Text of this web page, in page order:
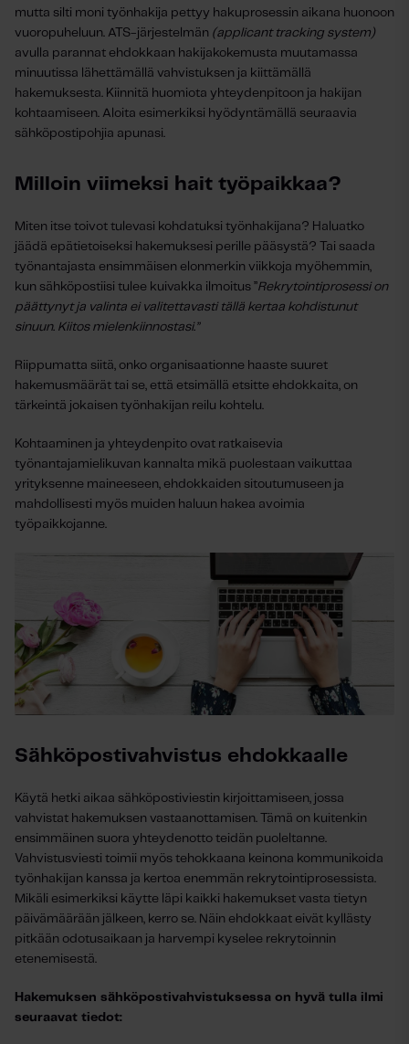
mutta silti moni työnhakija pettyy hakuprosessin aikana huonoon
vuoropuheluun. ATS-järjestelmän (applicant tracking system)
avulla parannat ehdokkaan hakijakokemusta muutamassa
minuutissa lähettämällä vahvistuksen ja kiittämällä
hakemuksesta. Kiinnitä huomiota yhteydenpitoon ja hakijan
kohtaamiseen. Aloita esimerkiksi hyödyntämällä seuraavia
sähköpostipohjia apunasi.
Milloin viimeksi hait työpaikkaa?
Miten itse toivot tulevasi kohdatuksi työnhakijana? Haluatko
jäädä epätietoiseksi hakemuksesi perille pääsystä? Tai saada
työnantajasta ensimmäisen elonmerkin viikkoja myöhemmin,
kun sähköpostiisi tulee kuivakka ilmoitus ”Rekrytointiprosessi on
päättynyt ja valinta ei valitettavasti tällä kertaa kohdistunut
sinuun. Kiitos mielenkiinnostasi.”
Riippumatta siitä, onko organisaationne haaste suuret
hakemusmäärät tai se, että etsimällä etsitte ehdokkaita, on
tärkeintä jokaisen työnhakijan reilu kohtelu.
Kohtaaminen ja yhteydenpito ovat ratkaisevia
työnantajamielikuvan kannalta mikä puolestaan vaikuttaa
yrityksenne maineeseen, ehdokkaiden sitoutumuseen ja
mahdollisesti myös muiden haluun hakea avoimia
työpaikkojanne.
Sähköpostivahvistus ehdokkaalle
Käytä hetki aikaa sähköpostiviestin kirjoittamiseen, jossa
vahvistat hakemuksen vastaanottamisen. Tämä on kuitenkin
ensimmäinen suora yhteydenotto teidän puoleltanne.
Vahvistusviesti toimii myös tehokkaana keinona kommunikoida
työnhakijan kanssa ja kertoa enemmän rekrytointiprosessista.
Mikäli esimerkiksi käytte läpi kaikki hakemukset vasta tietyn
päivämäärään jälkeen, kerro se. Näin ehdokkaat eivät kyllästy
pitkään odotusaikaan ja harvempi kyselee rekrytoinnin
etenemisestä.
Hakemuksen sähköpostivahvistuksessa on hyvä tulla ilmi
seuraavat tiedot: